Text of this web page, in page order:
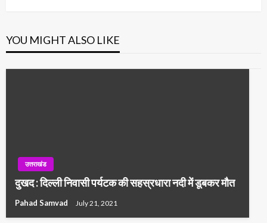
YOU MIGHT ALSO LIKE
उत्तराखंड
दुखद : दिल्ली निवासी पर्यटक की सहस्रधारा नदी में डूबकर मौत
Pahad Samvad July 21, 2021